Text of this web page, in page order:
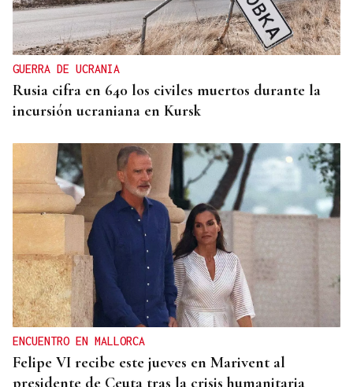
GUERRA DE UCRANIA
Rusia cifra en 640 los civiles muertos durante la
incursión ucraniana en Kursk
ENCUENTRO EN MALLORCA
Felipe VI recibe este jueves en Marivent al